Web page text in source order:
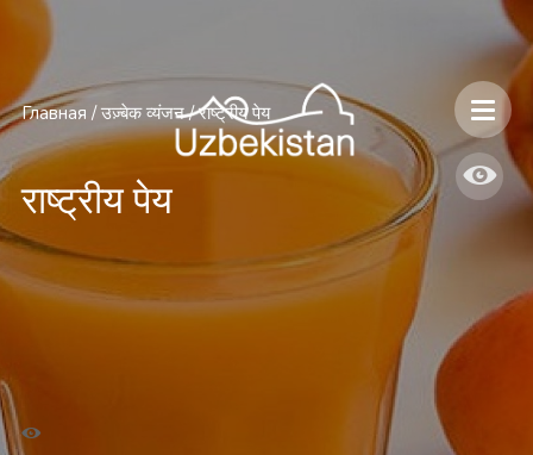
Главная / उज़्बेक व्यंजन/ राष्ट्रीय पेय
राष्ट्रीय पेय